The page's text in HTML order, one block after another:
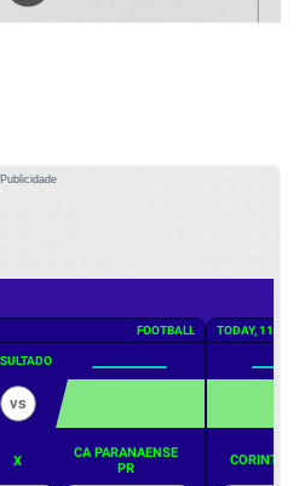
Publicidade